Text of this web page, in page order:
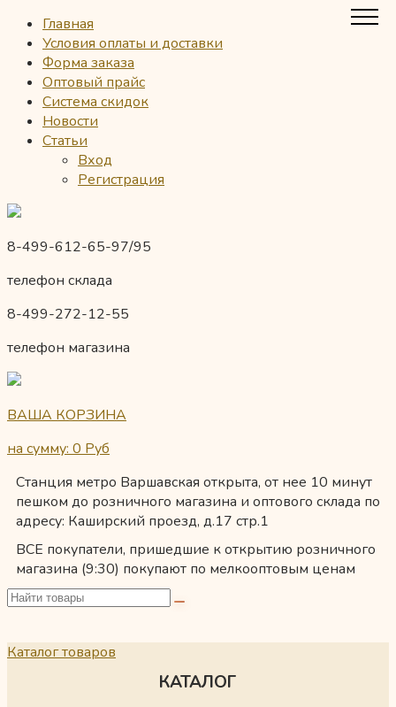
Главная
Условия оплаты и доставки
Форма заказа
Оптовый прайс
Система скидок
Новости
Статьи
Вход
Регистрация
8-499-612-65-97/95
телефон склада
8-499-272-12-55
телефон магазина
ВАША КОРЗИНА
на сумму: 0 Руб
Станция метро Варшавская открыта, от нее 10 минут
пешком до розничного магазина и оптового склада по
адресу: Каширский проезд, д.17 стр.1
ВСЕ покупатели, пришедшие к открытию розничного
магазина (9:30) покупают по мелкооптовым ценам
Каталог товаров
КАТАЛОГ